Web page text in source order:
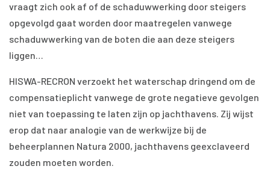
vraagt zich ook af of de schaduwwerking door steigers
opgevolgd gaat worden door maatregelen vanwege
schaduwwerking van de boten die aan deze steigers
liggen…
HISWA-RECRON verzoekt het waterschap dringend om de
compensatieplicht vanwege de grote negatieve gevolgen
niet van toepassing te laten zijn op jachthavens. Zij wijst
erop dat naar analogie van de werkwijze bij de
beheerplannen Natura 2000, jachthavens geexclaveerd
zouden moeten worden.